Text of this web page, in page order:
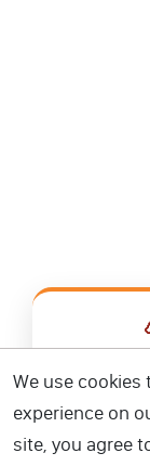
We use
experience on
site, you agree